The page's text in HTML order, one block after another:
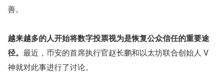
善。
越来越多的人开始将数字投票视为是恢复公众信任的重要途
径。 最近，币安的首席执行官赵长鹏和以太坊联合创始人 V
神就对此事进行了讨论。